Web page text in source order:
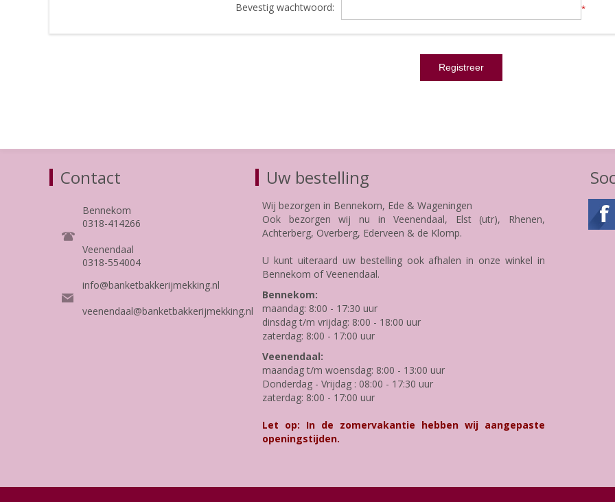
Bevestig wachtwoord: *
Contact
Bennekom
0318-414266
Veenendaal
0318-554004
info@banketbakkerijmekking.nl
veenendaal@banketbakkerijmekking.nl
Uw bestelling
Wij bezorgen in Bennekom, Ede & Wageningen
Ook bezorgen wij nu in Veenendaal, Elst (utr), Rhenen,
Achterberg, Overberg, Ederveen & de Klomp.
U kunt uiteraard uw bestelling ook afhalen in onze winkel in
Bennekom of Veenendaal.
Bennekom:
maandag: 8:00 - 17:30 uur
dinsdag t/m vrijdag: 8:00 - 18:00 uur
zaterdag: 8:00 - 17:00 uur
Veenendaal:
maandag t/m woensdag: 8:00 - 13:00 uur
Donderdag - Vrijdag : 08:00 - 17:30 uur
zaterdag: 8:00 - 17:00 uur
Let op: In de zomervakantie hebben wij aangepaste
openingstijden.